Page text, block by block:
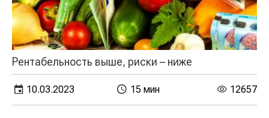
Рентабельность выше, риски – ниже
10.03.2023 15 мин 12657